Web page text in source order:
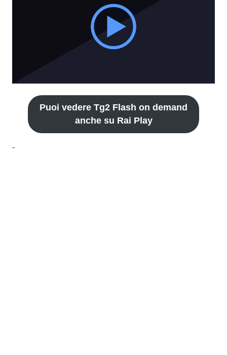
Puoi vedere Tg2 Flash on demand
anche su Rai Play
-